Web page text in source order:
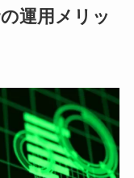
運用メリッ